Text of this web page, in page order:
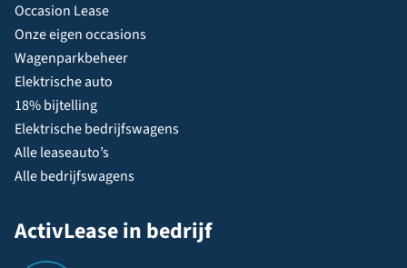
Occasion Lease
Onze eigen occasions
Wagenparkbeheer
Elektrische auto
18% bijtelling
Elektrische bedrijfswagens
Alle leaseauto’s
Alle bedrijfswagens
ActivLease in bedrijf